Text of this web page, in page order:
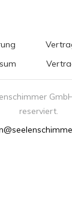
reserviert.